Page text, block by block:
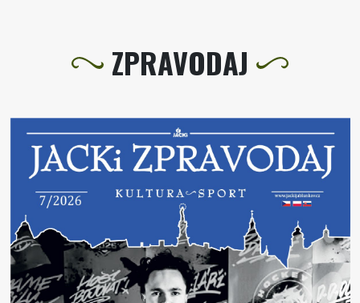
ZPRAVODAJ